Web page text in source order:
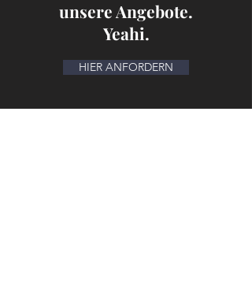
unsere Angebote.
Yeahi.
HIER ANFORDERN